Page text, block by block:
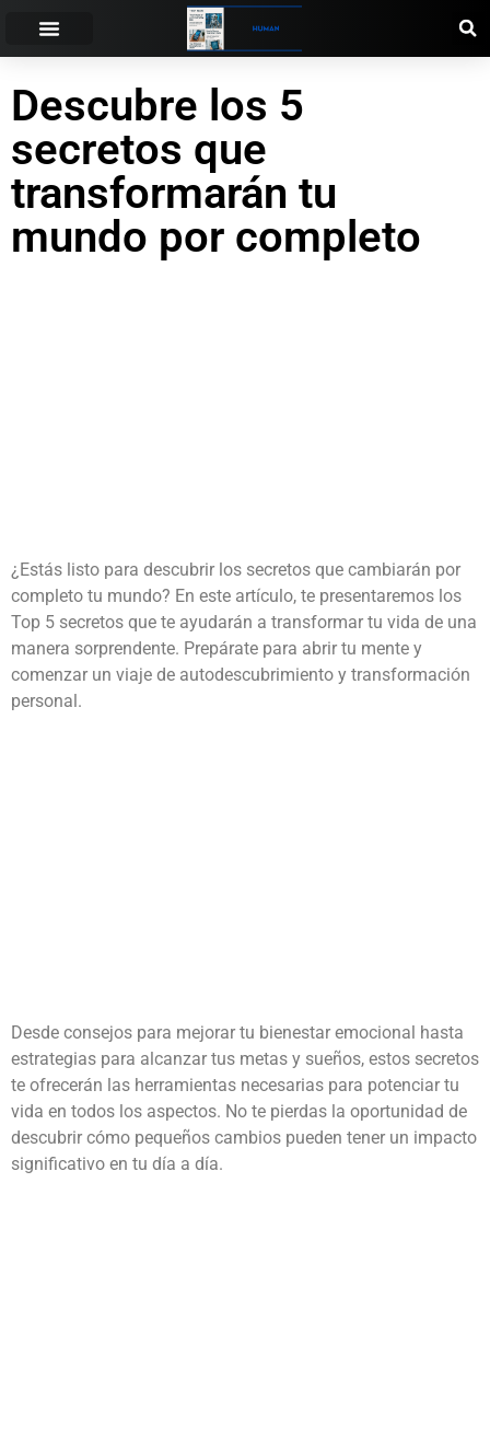
Descubre los 5
secretos que
transformarán tu
mundo por completo
¿Estás listo para descubrir los secretos que cambiarán por
completo tu mundo? En este artículo, te presentaremos los
Top 5 secretos que te ayudarán a transformar tu vida de una
manera sorprendente. Prepárate para abrir tu mente y
comenzar un viaje de autodescubrimiento y transformación
personal.
Desde consejos para mejorar tu bienestar emocional hasta
estrategias para alcanzar tus metas y sueños, estos secretos
te ofrecerán las herramientas necesarias para potenciar tu
vida en todos los aspectos. No te pierdas la oportunidad de
descubrir cómo pequeños cambios pueden tener un impacto
significativo en tu día a día.